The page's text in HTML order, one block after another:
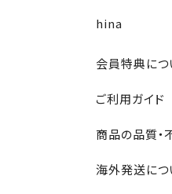
hina
会員特典につ
ご利用ガイド
商品の品質・
海外発送につ